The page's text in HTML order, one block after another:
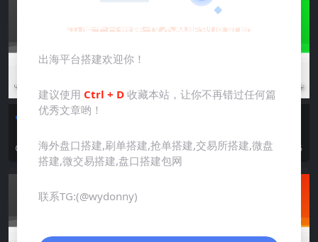
控杀 理财产品
财系统/多语言投资理财源码
11 月前 17
刷单系统/用户风险值/叠加组/
打针/运营版
1 年前 76
出海平台搭建-技术就能创造奇迹
出海平台搭建欢迎你！
建议使用 Ctrl + D 收藏本站，让你不再错过任何篇
优秀文章哟！
海外盘口搭建,刷单搭建,抢单搭建,交易所搭建,微盘
搭建,微交易搭建,盘口搭建包网
联系TG:(@wydonny)